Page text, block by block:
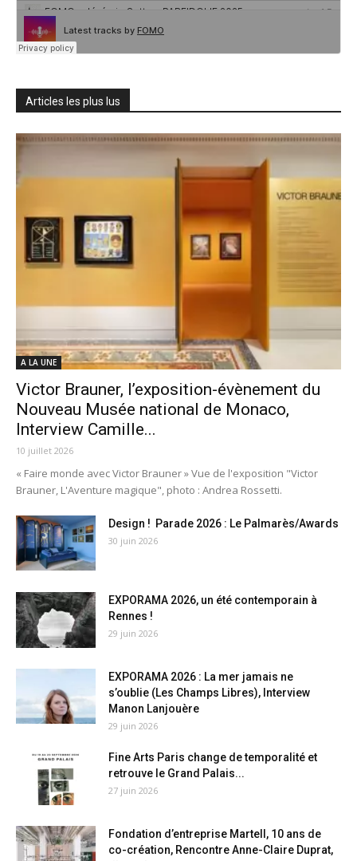
Articles les plus lus
A LA UNE
Victor Brauner, l’exposition-évènement du
Nouveau Musée national de Monaco,
Interview Camille...
10 juillet 2026
« Faire monde avec Victor Brauner » Vue de l'exposition "Victor
Brauner, L'Aventure magique", photo : Andrea Rossetti.
Design ! Parade 2026 : Le Palmarès/Awards
30 juin 2026
EXPORAMA 2026, un été contemporain à
Rennes !
29 juin 2026
EXPORAMA 2026 : La mer jamais ne
s’oublie (Les Champs Libres), Interview
Manon Lanjouère
29 juin 2026
Fine Arts Paris change de temporalité et
retrouve le Grand Palais...
27 juin 2026
Fondation d’entreprise Martell, 10 ans de
co-création, Rencontre Anne-Claire Duprat,